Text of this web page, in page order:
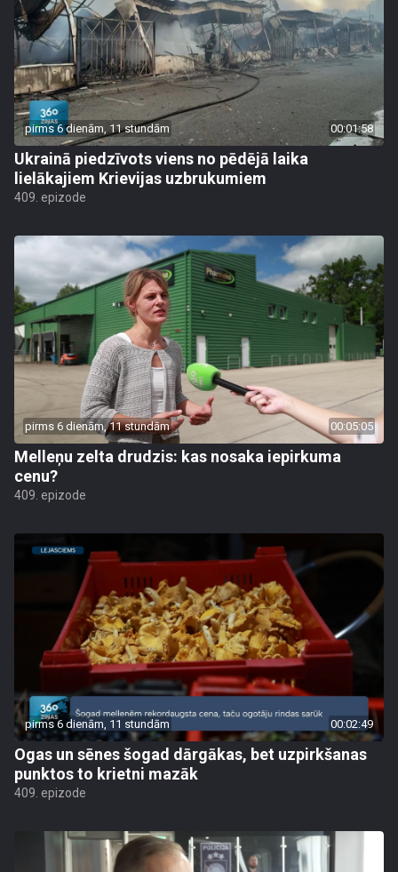
pirms 6 dienām, 11 stundām 00:01:58
Ukrainā piedzīvots viens no pēdējā laika
lielākajiem Krievijas uzbrukumiem
409. epizode
pirms 6 dienām, 11 stundām 00:05:05
Melleņu zelta drudzis: kas nosaka iepirkuma
cenu?
409. epizode
pirms 6 dienām, 11 stundām 00:02:49
Ogas un sēnes šogad dārgākas, bet uzpirkšanas
punktos to krietni mazāk
409. epizode